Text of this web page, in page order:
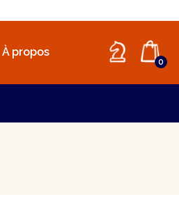
À propos
0